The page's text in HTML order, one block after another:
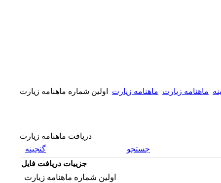
ماهنامه زیارت ماهنامه زیارت اولین شماره ماهنامه زیارت
دریافت ماهنامه زیارت
گنجینه
جستجو
جزییات دریافت فایل